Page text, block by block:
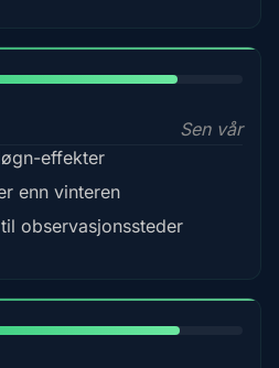
Sen vår
effekter
enn vinteren
observasjonssteder